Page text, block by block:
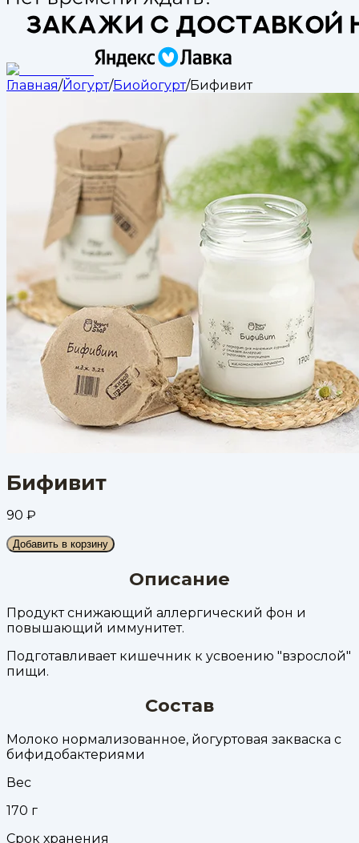
Главная/Йогурт/Биойогурт/Бифивит
Бифивит
90 ₽
Добавить в корзину
Описание
Продукт снижающий аллергический фон и
повышающий иммунитет.
Подготавливает кишечник к усвоению "взрослой"
пищи.
Состав
Молоко нормализованное, йогуртовая закваска с
бифидобактериями
Вес
170 г
Срок хранения